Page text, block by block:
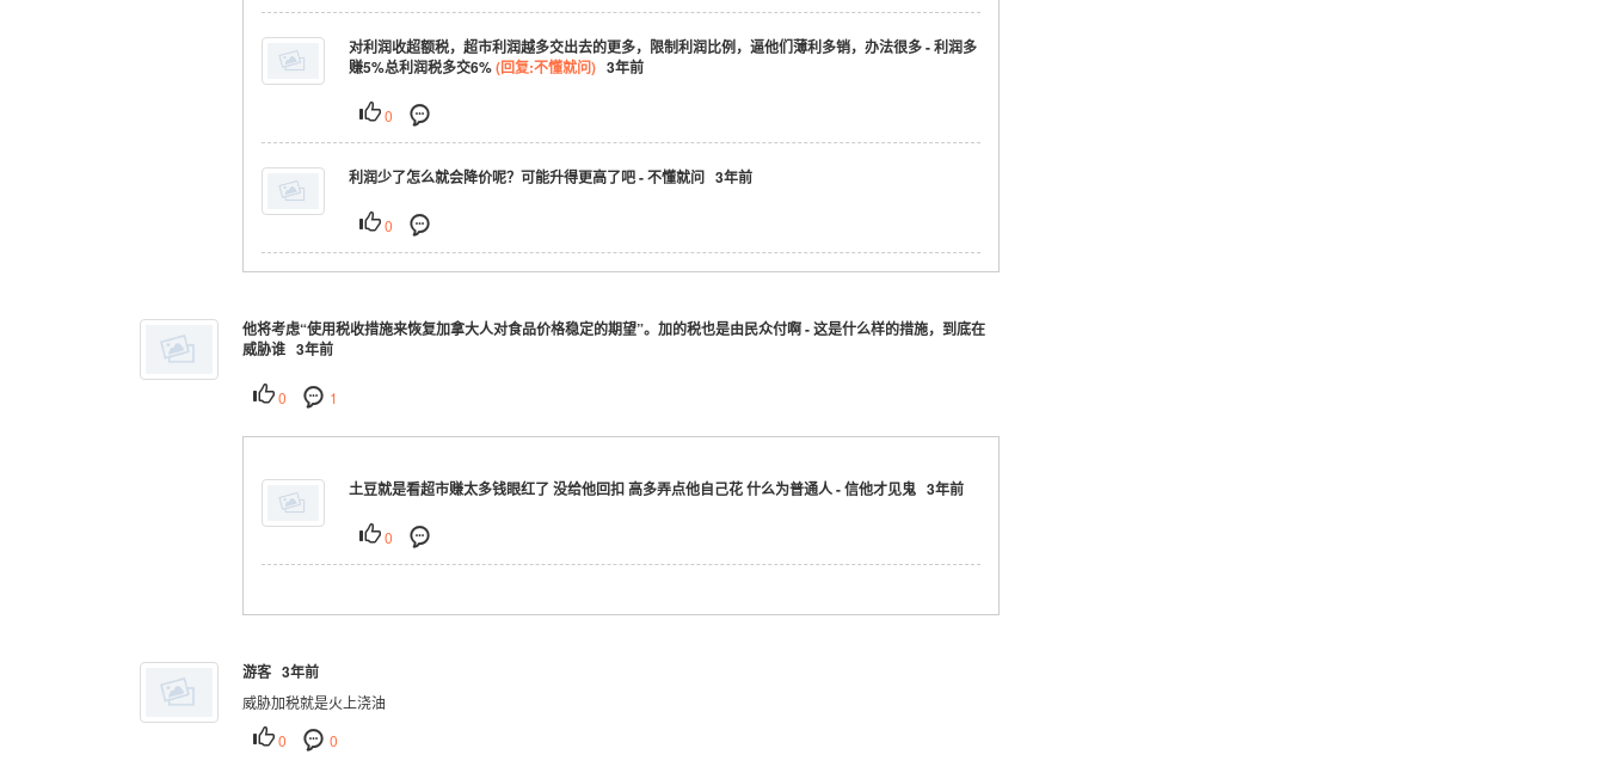
对利润收超额税，超市利润越多交出去的更多，限制利润比例，逼他们薄利多销，办法很多 - 利润多
赚5%总利润税多交6%(回复:不懂就问)3年前
0
利润少了怎么就会降价呢？可能升得更高了吧 - 不懂就问 3年前
0
他将考虑“使用税收措施来恢复加拿大人对食品价格稳定的期望”。加的税也是由民众付啊 - 这是什么样的措施，到底在
威胁谁 3年前
0 1
土豆就是看超市赚太多钱眼红了 没给他回扣 高多弄点他自己花 什么为普通人 - 信他才见鬼 3年前
0
游客 3年前
威胁加税就是火上浇油
0
0